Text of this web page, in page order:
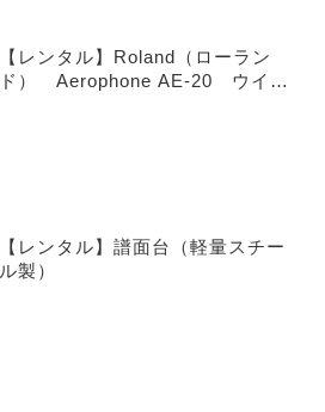
【レンタル】Roland（ローラン
ド） Aerophone AE-20 ウイン
【レンタル】譜面台（軽量スチー
ル製）